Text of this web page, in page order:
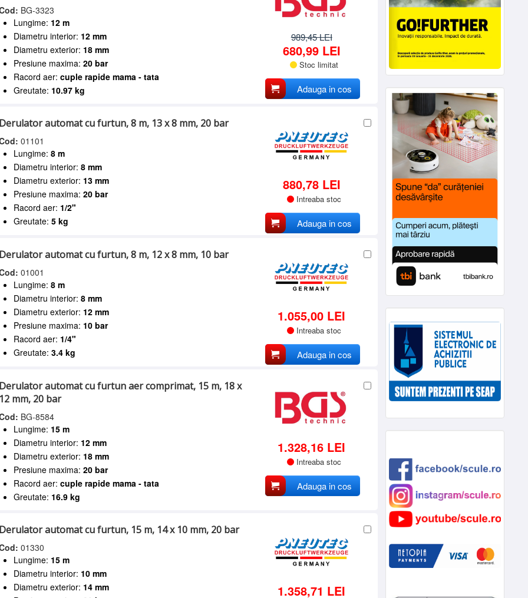
BG-3323
Lungime: 12 m
Diametru interior: 12 mm
Diametru exterior: 18 mm
Presiune maxima:20 bar
Racord aer:cuple rapide mama - tata
Greutate: 10.97 kg
989,45 LEI
680,99 LEI
Stoc limitat
Adauga in cos
automat cu furtun, 8 m, 13 x 8 mm, 20 bar
01101
Lungime:8 m
Diametru interior:8 mm
Diametru exterior: 13 mm
Presiune maxima:20 bar
Racord aer: 1/2"
Greutate:5 kg
880,78 LEI
Intreaba stoc
Adauga in cos
automat cu furtun, 8 m, 12 x 8 mm, 10 bar
01001
Lungime:8 m
Diametru interior:8 mm
Diametru exterior: 12 mm
Presiune maxima: 10 bar
Racord aer: 1/4"
Greutate:3.4 kg
1.055,00 LEI
Intreaba stoc
Adauga in cos
automat cu furtun aer comprimat, 15 m, 18 x
mm, 20 bar
BG-8584
Lungime: 15 m
Diametru interior: 12 mm
Diametru exterior: 18 mm
Presiune maxima:20 bar
Racord aer:cuple rapide mama - tata
Greutate: 16.9 kg
1.328,16 LEI
Intreaba stoc
Adauga in cos
automat cu furtun, 15 m, 14 x 10 mm, 20 bar
01330
Lungime: 15 m
Diametru interior: 10 mm
Diametru exterior: 14 mm
1.358,71 LEI